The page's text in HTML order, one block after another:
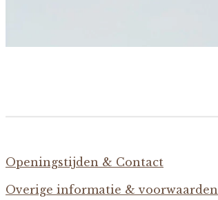
Openingstijden & Contact
Overige informatie & voorwaarden